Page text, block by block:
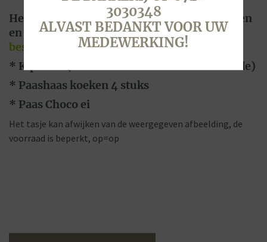
Heerlijk gevuld cadeau tasje, leuk om te geven
en te krijgen, bestellingen via
bestellingen@bakkerijbeerse.nl
* Kip Cake (tulband: citroencake en chocolade)
* Paashaas koeken 4 stuks
* Paas Choco ei
Het tasje kan afwijken van de weergegeven afbeelding, de
voorraad is beperkt, op=op
3030348
ALVAST BEDANKT VOOR UW
MEDEWERKING!